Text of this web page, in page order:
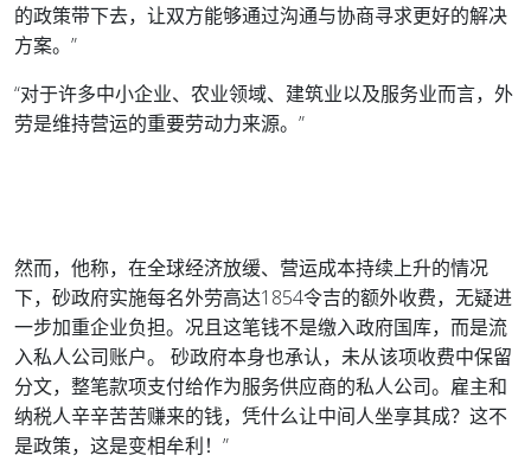
的政策带下去，让双方能够通过沟通与协商寻求更好的解决
方案。”
“对于许多中小企业、农业领域、建筑业以及服务业而言，外
劳是维持营运的重要劳动力来源。”
然而，他称，在全球经济放缓、营运成本持续上升的情况
下，砂政府实施每名外劳高达1854令吉的额外收费，无疑进
一步加重企业负担。况且这笔钱不是缴入政府国库，而是流
入私人公司账户。 砂政府本身也承认，未从该项收费中保留
分文，整笔款项支付给作为服务供应商的私人公司。雇主和
纳税人辛辛苦苦赚来的钱，凭什么让中间人坐享其成？这不
是政策，这是变相牟利！”